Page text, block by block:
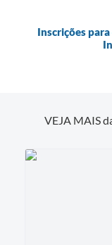
Inscrições
VEJA MAIS